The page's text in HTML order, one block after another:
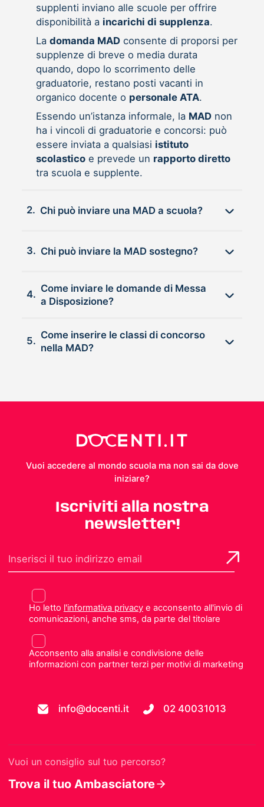
supplenti inviano alle scuole per offrire
disponibilità a incarichi di supplenza.
La domanda MADconsente di proporsi per
supplenze di breve o media durata
quando, dopo lo scorrimento delle
graduatorie, restano posti vacanti in
organico docente o personale ATA.
Essendo un’istanza informale, la MADnon
ha i vincoli di graduatorie e concorsi: può
essere inviata a qualsiasi istituto
scolasticoe prevede un rapporto diretto
tra scuola e supplente.
2. Chi può inviare una MAD a scuola?
3. Chi può inviare la MAD sostegno?
4.
Come inviare le domande di Messa
a Disposizione?
5.
Come inserire le classi di concorso
nella MAD?
Vuoi accedere al mondo scuola ma non sai da dove
iniziare?
Iscriviti alla nostra
newsletter!
Ho letto l'informativa privacye acconsento all'invio di
comunicazioni, anche sms, da parte del titolare
Acconsento alla analisi e condivisione delle
informazioni con partner terzi per motivi di marketing
info@docenti.it 02 40031013
Vuoi un consiglio sul tuo percorso?
Trova il tuo Ambasciatore